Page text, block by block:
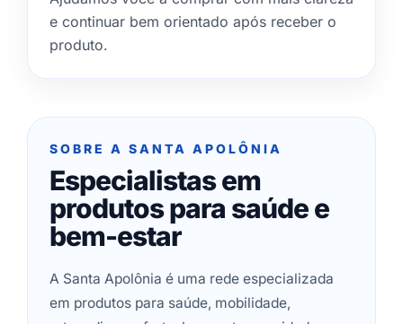
e continuar bem orientado após receber o
produto.
SOBRE A SANTA APOLÔNIA
Especialistas em
produtos para saúde e
bem-estar
A Santa Apolônia é uma rede especializada
em produtos para saúde, mobilidade,